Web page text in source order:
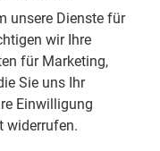
/ Dach Schwarz
PS)
unsere Dienste für
wir Ihre
für Marketing,
Sie uns Ihr
Einwilligung
widerrufen.